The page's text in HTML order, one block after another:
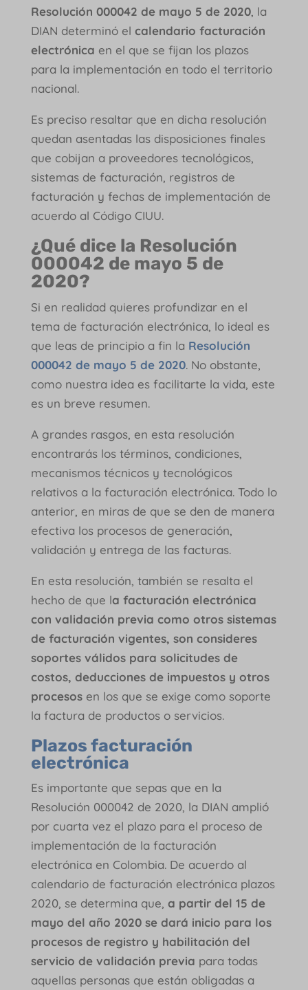
Resolución 000042 de mayo 5 de 2020, la
DIAN determinó el calendario facturación
electrónica en el que se fijan los plazos
para la implementación en todo el territorio
nacional.
Es preciso resaltar que en dicha resolución
quedan asentadas las disposiciones finales
que cobijan a proveedores tecnológicos,
sistemas de facturación, registros de
facturación y fechas de implementación de
acuerdo al Código CIUU.
¿Qué dice la Resolución
000042 de mayo 5 de
2020?
Si en realidad quieres profundizar en el
tema de facturación electrónica, lo ideal es
que leas de principio a fin la Resolución
000042 de mayo 5 de 2020. No obstante,
como nuestra idea es facilitarte la vida, este
es un breve resumen.
A grandes rasgos, en esta resolución
encontrarás los términos, condiciones,
mecanismos técnicos y tecnológicos
relativos a la facturación electrónica. Todo lo
anterior, en miras de que se den de manera
efectiva los procesos de generación,
validación y entrega de las facturas.
En esta resolución, también se resalta el
hecho de que la facturación electrónica
con validación previa como otros sistemas
de facturación vigentes, son consideres
soportes válidos para solicitudes de
costos, deducciones de impuestos y otros
procesosen los que se exige como soporte
la factura de productos o servicios.
Plazos facturación
electrónica
Es importante que sepas que en la
Resolución 000042 de 2020, la DIAN amplió
por cuarta vez el plazo para el proceso de
implementación de la facturación
electrónica en Colombia. De acuerdo al
calendario de facturación electrónica plazos
2020, se determina que, a partir del 15 de
mayo del año 2020 se dará inicio para los
procesos de registro y habilitación del
servicio de validación previa para todas
aquellas personas que están obligadas a